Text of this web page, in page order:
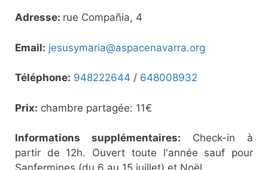
Adresse: rue Compañia, 4
Email: jesusymaria@aspacenavarra.org
Téléphone: 948222644 / 648008932
Prix: chambre partagée: 11€
Informations supplémentaires: Check-in à
partir de 12h. Ouvert toute l'année sauf pour